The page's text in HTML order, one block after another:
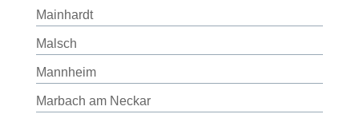
Mainhardt
Malsch
Mannheim
Marbach am Neckar